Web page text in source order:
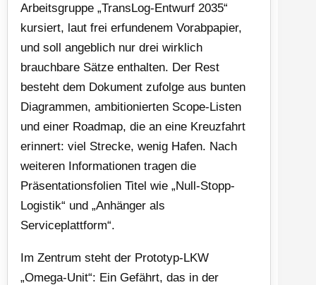
Arbeitsgruppe „TransLog-Entwurf 2035“
kursiert, laut frei erfundenem Vorabpapier,
und soll angeblich nur drei wirklich
brauchbare Sätze enthalten. Der Rest
besteht dem Dokument zufolge aus bunten
Diagrammen, ambitionierten Scope-Listen
und einer Roadmap, die an eine Kreuzfahrt
erinnert: viel Strecke, wenig Hafen. Nach
weiteren Informationen tragen die
Präsentationsfolien Titel wie „Null-Stopp-
Logistik“ und „Anhänger als
Serviceplattform“.
Im Zentrum steht der Prototyp-LKW
„Omega-Unit“: Ein Gefährt, das in der